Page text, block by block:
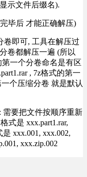
示文件后缀名).
毕后 才能正确解压)
卷即可, 工具在解压过
卷都解压一遍 (所以
一个分卷命名是有区
, 7z格式的第一
个压缩分卷 就是默认
需要把文件按顺序重新
式是 xxx.part1.rar,
是 xxx.001, xxx.002,
xxx.zip.002